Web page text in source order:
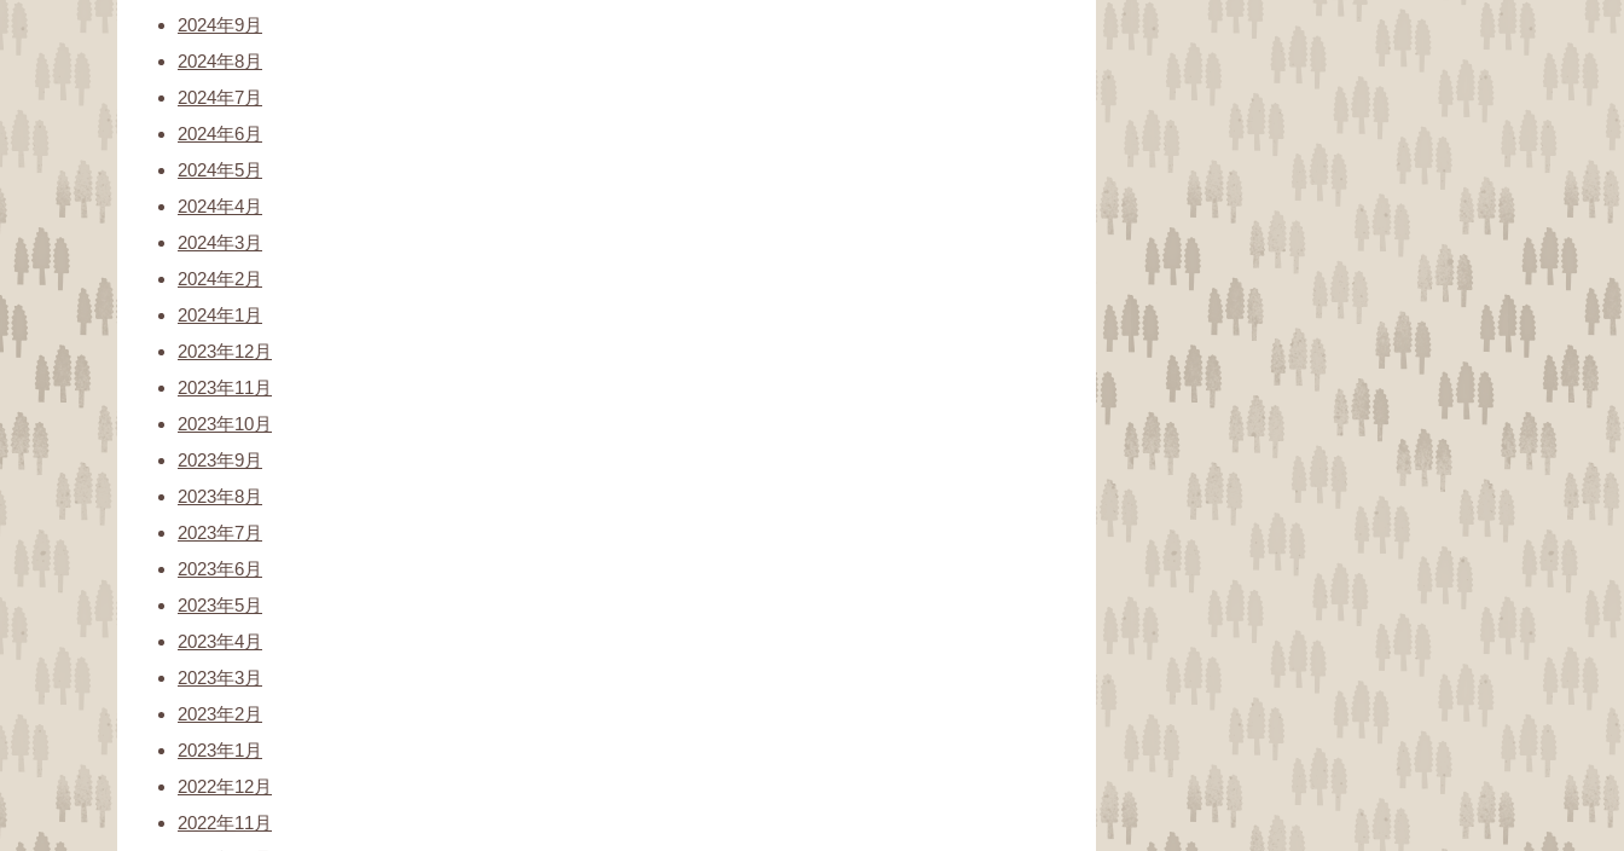
2024年9月
2024年8月
2024年7月
2024年6月
2024年5月
2024年4月
2024年3月
2024年2月
2024年1月
2023年12月
2023年11月
2023年10月
2023年9月
2023年8月
2023年7月
2023年6月
2023年5月
2023年4月
2023年3月
2023年2月
2023年1月
2022年12月
2022年11月